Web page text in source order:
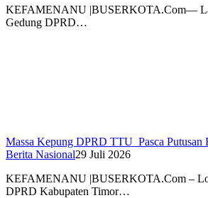
KEFAMENANU |BUSERKOTA.Com—
Gedung DPRD…
Massa Kepung DPRD TTU Pasca Putusan
Berita Nasional29 Juli 2026
KEFAMENANU |BUSERKOTA.Com –
DPRD Kabupaten Timor…